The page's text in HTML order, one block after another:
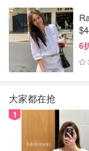
图
大约8分钟后，视
以听到Li在紧闭的
警长和圣地亚哥
6
大家都在抢
1